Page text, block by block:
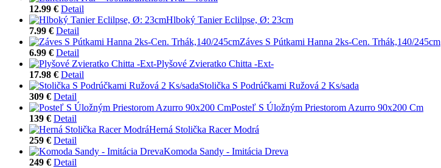
12.99 € Detail
Hlboký Tanier Eclilpse, Ø: 23cm
7.99 € Detail
Záves S Pútkami Hanna 2ks-Cen. Trhák,140/245cm
6.99 € Detail
Plyšové Zvieratko Chitta -Ext-
17.98 € Detail
Stolička S Podrúčkami Ružová 2 Ks/sada
309 € Detail
Posteľ S Úložným Priestorom Azurro 90x200 Cm
139 € Detail
Herná Stolička Racer Modrá
259 € Detail
Komoda Sandy - Imitácia Dreva
249 € Detail